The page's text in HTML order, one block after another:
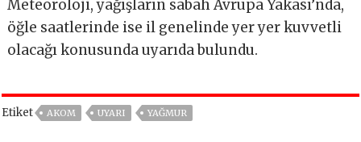
Meteoroloji, yağışların sabah Avrupa Yakası’nda,
öğle saatlerinde ise il genelinde yer yer kuvvetli
olacağı konusunda uyarıda bulundu.
Etiket AKOM UYARI YAĞMUR